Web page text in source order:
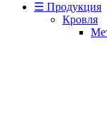
☰ Продукция
Кровля